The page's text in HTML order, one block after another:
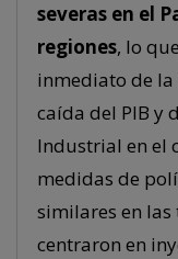
severas en el
regiones, lo
inmediato de
caída del PIB y
Industrial en el
medidas de
similares en las
centraron en